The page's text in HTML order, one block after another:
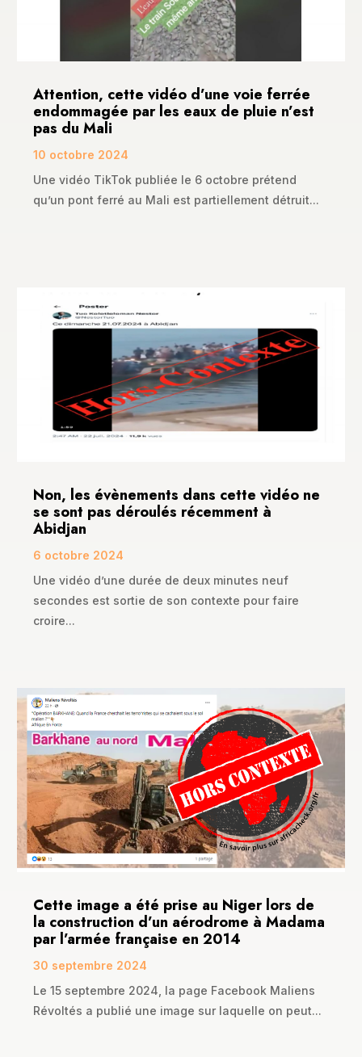
Attention, cette vidéo d’une voie ferrée
endommagée par les eaux de pluie n’est
pas du Mali
10 octobre 2024
Une vidéo TikTok publiée le 6 octobre prétend
qu’un pont ferré au Mali est partiellement détruit...
Non, les évènements dans cette vidéo ne
se sont pas déroulés récemment à
Abidjan
6 octobre 2024
Une vidéo d’une durée de deux minutes neuf
secondes est sortie de son contexte pour faire
croire...
Cette image a été prise au Niger lors de
la construction d’un aérodrome à Madama
par l’armée française en 2014
30 septembre 2024
Le 15 septembre 2024, la page Facebook Maliens
Révoltés a publié une image sur laquelle on peut...